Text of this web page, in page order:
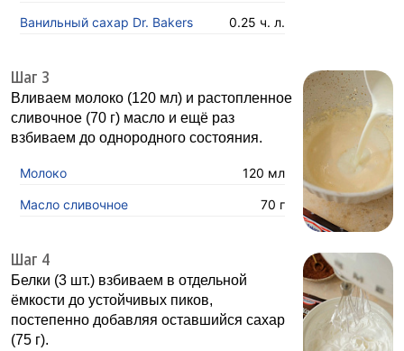
Ванильный сахар Dr. Bakers 0.25 ч. л.
Шаг 3
Вливаем молоко (120 мл) и растопленное
сливочное (70 г) масло и ещё раз
взбиваем до однородного состояния.
Молоко 120 мл
Масло сливочное 70 г
Шаг 4
Белки (3 шт.) взбиваем в отдельной
ёмкости до устойчивых пиков,
постепенно добавляя оставшийся сахар
(75 г).